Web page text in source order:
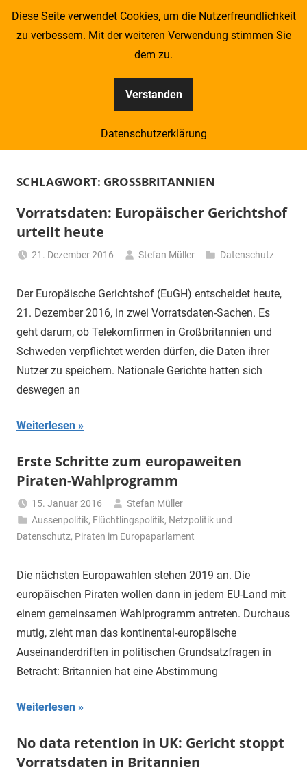
Zum
Kompass
–
Zeitung
für
Piraten
SCHLAGWORT: GROSSBRITANNIEN
Vorratsdaten: Europäischer Gerichtshof
urteilt heute
21. Dezember 2016 Stefan Müller Datenschutz
Der Europäische Gerichtshof (EuGH) entscheidet heute,
21. Dezember 2016, in zwei Vorratsdaten-Sachen. Es
geht darum, ob Telekomfirmen in Großbritannien und
Schweden verpflichtet werden dürfen, die Daten ihrer
Nutzer zu speichern. Nationale Gerichte hatten sich
deswegen an
Weiterlesen
Erste Schritte zum europaweiten
Piraten-Wahlprogramm
15. Januar 2016
Stefan Müller
Aussenpolitik, Flüchtlingspolitik, Netzpolitik und
Datenschutz, Piraten im Europaparlament
Die nächsten Europawahlen stehen 2019 an. Die
europäischen Piraten wollen dann in jedem EU-Land mit
einem gemeinsamen Wahlprogramm antreten. Durchaus
mutig, zieht man das kontinental-europäische
Auseinanderdriften in politischen Grundsatzfragen in
Betracht: Britannien hat eine Abstimmung
Weiterlesen
No data retention in UK: Gericht stoppt
Vorratsdaten in Britannien
Diese Seite verwendet Cookies, um die Nutzerfreundlichkeit
zu verbessern. Mit der weiteren Verwendung stimmen Sie
dem zu.
Verstanden
Datenschutzerklärung